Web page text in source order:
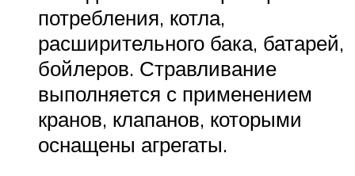
потребления, котла,
расширительного бака, батарей,
бойлеров. Стравливание
выполняется с применением
кранов, клапанов, которыми
оснащены агрегаты.